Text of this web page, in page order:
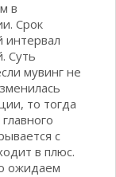
в
Срок
интервал
Суть
мувинг не
то тогда
с
в плюс.
ожидаем